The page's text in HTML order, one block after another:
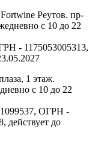
Реутов. пр-
с 10 до 22
- 1175053005313,
1 этаж.
с 10 до 22
ОГРН -
действует до